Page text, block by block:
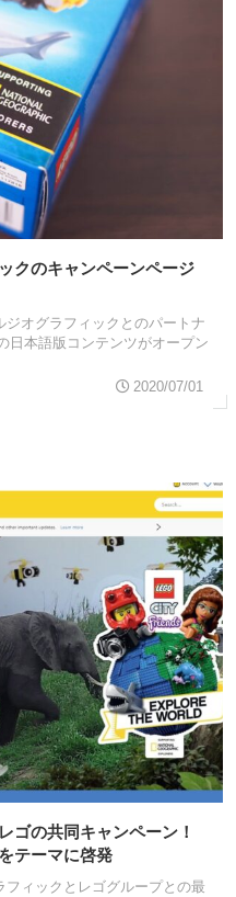
クのキャンペーンページ
オグラフィックとのパートナ
日本語版コンテンツがオープン
2020/07/01
ゴの共同キャンペーン！
テーマに啓発
ィックとレゴグループとの最